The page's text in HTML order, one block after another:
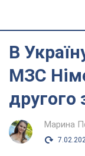
В
МЗС
другого
Марина